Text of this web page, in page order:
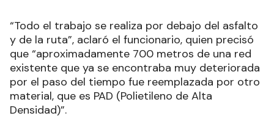
“Todo el trabajo se realiza por debajo del asfalto
y de la ruta”, aclaró el funcionario, quien precisó
que “aproximadamente 700 metros de una red
existente que ya se encontraba muy deteriorada
por el paso del tiempo fue reemplazada por otro
material, que es PAD (Polietileno de Alta
Densidad)”.